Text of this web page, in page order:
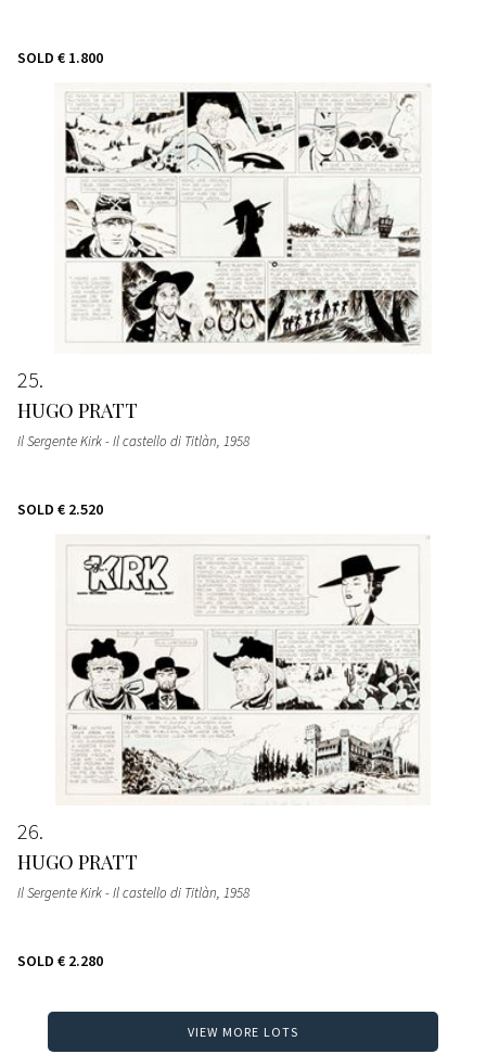
SOLD € 1.800
25
HUGO PRATT
Il Sergente Kirk - Il castello di Titlàn, 1958
SOLD € 2.520
26
HUGO PRATT
Il Sergente Kirk - Il castello di Titlàn, 1958
SOLD € 2.280
VIEW MORE LOTS